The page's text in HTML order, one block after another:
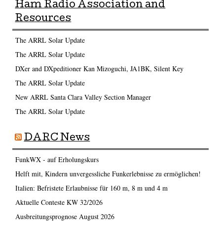
Ham Radio Association and
Resources
The ARRL Solar Update
The ARRL Solar Update
DXer and DXpeditioner Kan Mizoguchi, JA1BK, Silent Key
The ARRL Solar Update
New ARRL Santa Clara Valley Section Manager
The ARRL Solar Update
DARC News
FunkWX - auf Erholungskurs
Helft mit, Kindern unvergessliche Funkerlebnisse zu ermöglichen!
Italien: Befristete Erlaubnisse für 160 m, 8 m und 4 m
Aktuelle Conteste KW 32/2026
Ausbreitungsprognose August 2026